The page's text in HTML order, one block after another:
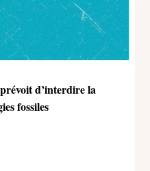
d’interdire la
fossiles